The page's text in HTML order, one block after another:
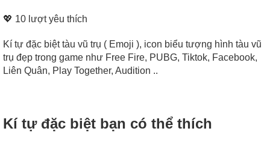
💖 10 lượt yêu thích
Kí tự đặc biệt tàu vũ trụ ( Emoji ), icon biểu tượng hình tàu vũ
trụ đẹp trong game như Free Fire, PUBG, Tiktok, Facebook,
Liên Quân, Play Together, Audition ..
Kí tự đặc biệt bạn có thể thích